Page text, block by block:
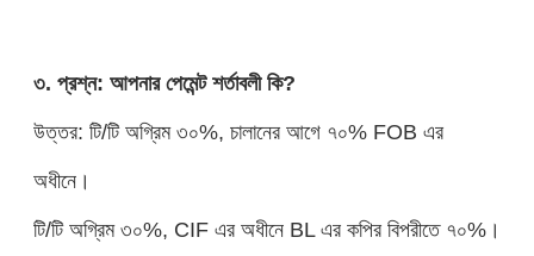
৩. প্রশ্ন: আপনার পেমেন্ট শর্তাবলী কি?
উত্তর: টি/টি অগ্রিম ৩০%, চালানের আগে ৭০% FOB এর
অধীনে।
টি/টি অগ্রিম ৩০%, CIF এর অধীনে BL এর কপির বিপরীতে ৭০%।